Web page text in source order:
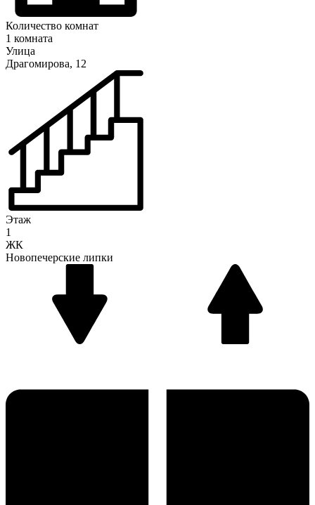
Количество комнат
1 комната
Улица
Драгомирова, 12
Этаж
1
ЖК
Новопечерские липки